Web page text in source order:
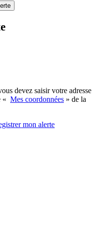
devez saisir votre adresse
« Mes coordonnées » de la
mon alerte